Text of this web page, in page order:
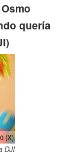
quería
(X)
DJI